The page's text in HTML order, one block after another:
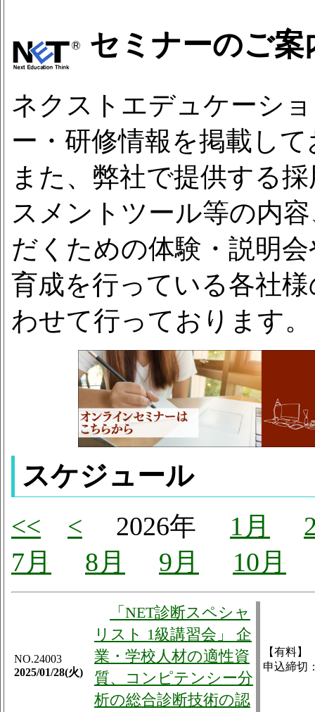
セミナーのご案
ネクストエデュケーシ
ー・研修情報を掲載し
また、弊社で提供する
スメントツール等の内
だくための体験・説明
育成を行っている各社
わせて行っております。
スケジュール
<< < 2026年 1月
7月
8月 9月 10月
NO.24003
2025/01/28(火)
「NET診断スペシャ
リスト 1級講習会」 企
業・学校人材の適性資
質、コンピテンシー分
析の総合診断技術の認
【有料
申込締切